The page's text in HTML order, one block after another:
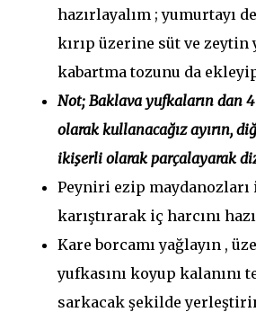
hazırlayalım ; yumurtayı
kırıp üzerine süt ve zeytin
kabartma tozunu da
Not; Baklava yufkaların dan
olarak kullanacağız ayırın,
ikişerli olarak parçalayarak
Peyniri ezip maydanozları
karıştırarak iç harcını
Kare borcamı yağlayın ,
yufkasını koyup kalanını
sarkacak şekilde